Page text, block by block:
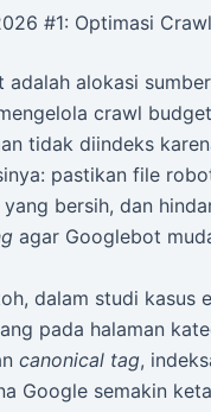
#1: Optimasi
adalah alokasi
crawl
tidak diindeks
pastikan file
bersih, dan
agar Googlebot
dalam studi kasus
pada halaman
canonical tag,
Google semakin